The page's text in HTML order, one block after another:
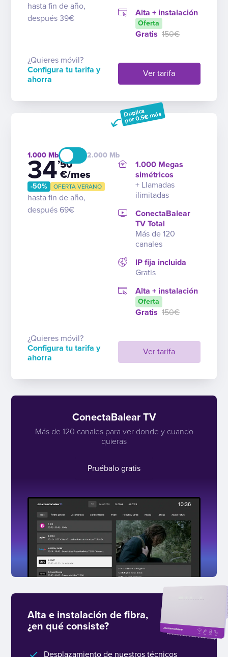
hasta fin de año,
después 39€
Ver tarifa
Alta + instalación
Oferta
Gratis 150€
¿Quieres móvil?
Configura tu tarifa y
ahorra
1.000 2.000
Duplica
por 0,5€ más
34’50
€/mes
-50% OFERTA VERANO
hasta fin de año,
después 69€
Ver tarifa
1.000 Megas
simétricos
+ Llamadas
ilimitadas
ConectaBalear
TV Total
Más de 120
canales
IP fija incluida
Gratis
Alta + instalación
Oferta
Gratis 150€
¿Quieres móvil?
Configura tu tarifa y
ahorra
ConectaBalear TV
Más de 120 canales para ver donde y cuando
quieras
Pruébalo gratis
Alta e instalación de fibra,
¿en qué consiste?
Desplazamiento de nuestros técnicos